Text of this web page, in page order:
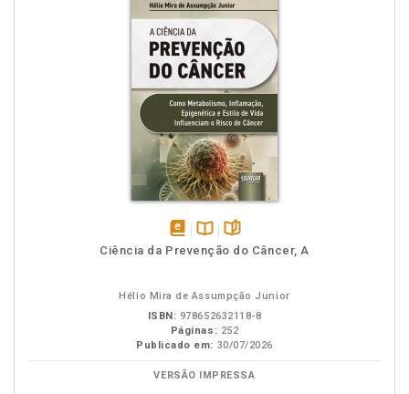
disponívelDisponível
páginas
Ciência da Prevenção do Câncer, A
Hélio Mira de Assumpção Junior
ISBN: 978652632118-8
Páginas: 252
Publicado em: 30/07/2026
VERSÃO IMPRESSA